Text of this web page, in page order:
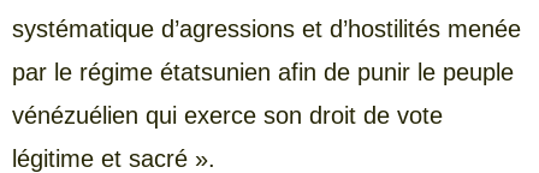
systématique d’agressions et d’hostilités menée
par le régime étatsunien afin de punir le peuple
vénézuélien qui exerce son droit de vote
légitime et sacré ».